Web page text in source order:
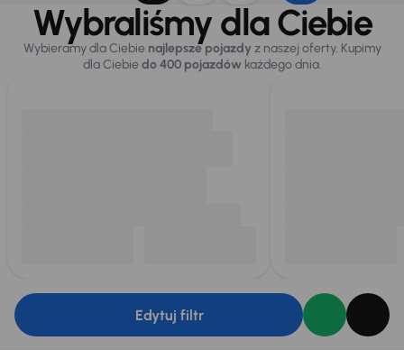
Wybraliśmy dla Ciebie
Wybieramy dla Ciebie najlepsze pojazdy z naszej oferty. Kupimy
dla Ciebiedo 400 pojazdówkażdego dnia.
Edytuj filtr